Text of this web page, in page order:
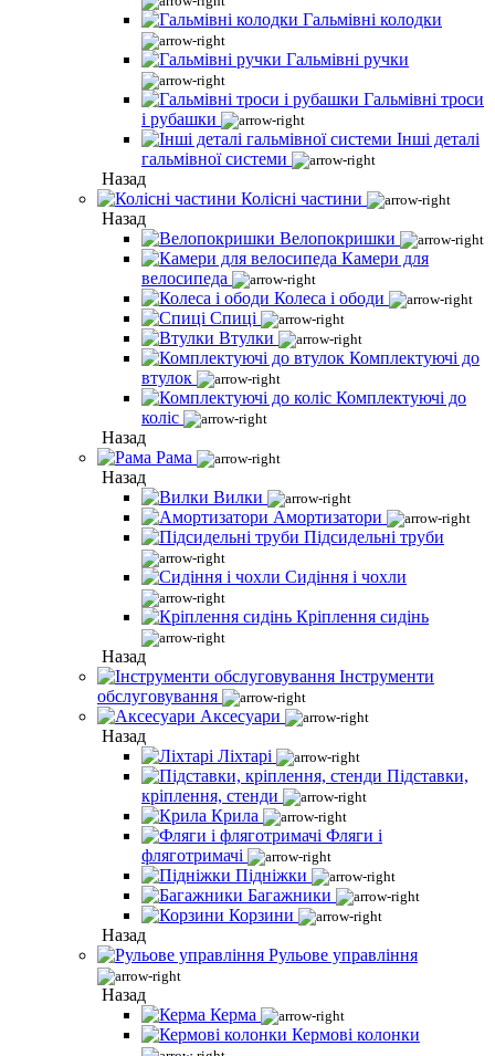
Гальмівні колодки
Гальмівні ручки
Гальмівні троси
і рубашки
Інші деталі
гальмівної системи
Назад
Колісні частини
Назад
Велопокришки
Камери для
велосипеда
Колеса і ободи
Спиці
Втулки
Комплектуючі до
втулок
Комплектуючі до
коліс
Назад
Рама
Назад
Вилки
Амортизатори
Підсидельні труби
Сидіння і чохли
Кріплення сидінь
Назад
Інструменти
обслуговування
Аксесуари
Назад
Ліхтарі
Підставки,
кріплення, стенди
Крила
Фляги і
фляготримачі
Підніжки
Багажники
Корзини
Назад
Рульове управління
Назад
Керма
Кермові колонки